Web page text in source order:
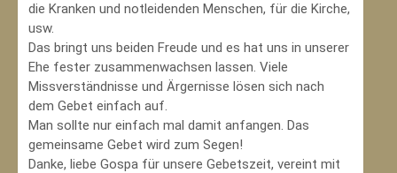
die Kranken und notleidenden Menschen, für die Kirche,
usw.
Das bringt uns beiden Freude und es hat uns in unserer
Ehe fester zusammenwachsen lassen. Viele
Missverständnisse und Ärgernisse lösen sich nach
dem Gebet einfach auf.
Man sollte nur einfach mal damit anfangen. Das
gemeinsame Gebet wird zum Segen!
Danke, liebe Gospa für unsere Gebetszeit, vereint mit